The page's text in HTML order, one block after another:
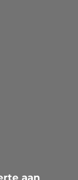
aan